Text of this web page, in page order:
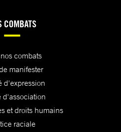
COMBATS
combats
manifester
d'expression
d'association
et droits humains
raciale